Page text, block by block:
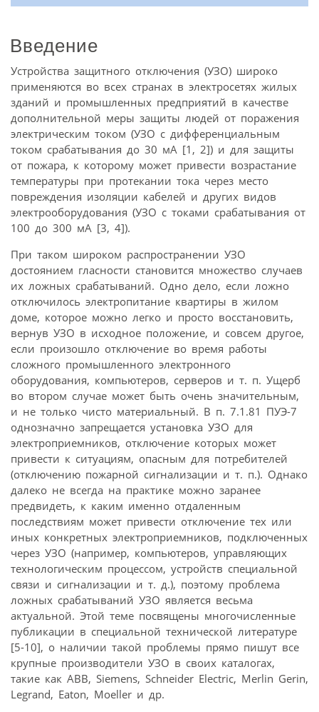
Введение
Устройства защитного отключения (УЗО) широко
применяются во всех странах в электросетях жилых
зданий и промышленных предприятий в качестве
дополнительной меры защиты людей от поражения
электрическим током (УЗО с дифференциальным
током срабатывания до 30 мА [1, 2]) и для защиты
от пожара, к которому может привести возрастание
температуры при протекании тока через место
повреждения изоляции кабелей и других видов
электрооборудования (УЗО с токами срабатывания от
100 до 300 мА [3, 4]).
При таком широком распространении УЗО
достоянием гласности становится множество случаев
их ложных срабатываний. Одно дело, если ложно
отключилось электропитание квартиры в жилом
доме, которое можно легко и просто восстановить,
вернув УЗО в исходное положение, и совсем другое,
если произошло отключение во время работы
сложного промышленного электронного
оборудования, компьютеров, серверов и т. п. Ущерб
во втором случае может быть очень значительным,
и не только чисто материальный. В п. 7.1.81 ПУЭ-7
однозначно запрещается установка УЗО для
электроприемников, отключение которых может
привести к ситуациям, опасным для потребителей
(отключению пожарной сигнализации и т. п.). Однако
далеко не всегда на практике можно заранее
предвидеть, к каким именно отдаленным
последствиям может привести отключение тех или
иных конкретных электроприемников, подключенных
через УЗО (например, компьютеров, управляющих
технологическим процессом, устройств специальной
связи и сигнализации и т. д.), поэтому проблема
ложных срабатываний УЗО является весьма
актуальной. Этой теме посвящены многочисленные
публикации в специальной технической литературе
[5-10], о наличии такой проблемы прямо пишут все
крупные производители УЗО в своих каталогах,
такие как ABB, Siemens, Schneider Electric, Merlin Gerin,
Legrand, Eaton, Moeller и др.